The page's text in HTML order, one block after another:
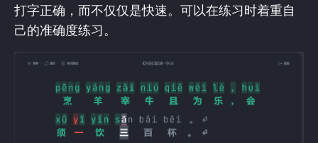
打字正确，而不仅仅是快速。可以在练习时着重自
己的准确度练习。